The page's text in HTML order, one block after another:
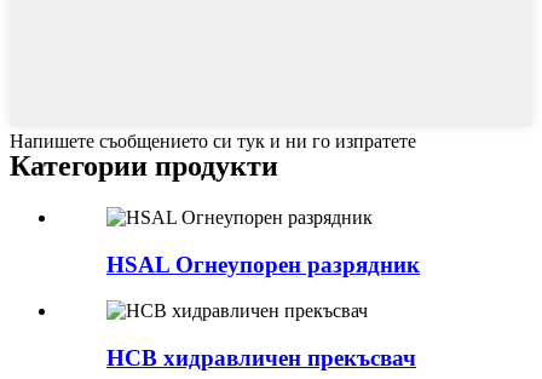
Напишете съобщението си тук и ни го изпратете
Категории продукти
HSAL Огнеупорен разрядник
HCB хидравличен прекъсвач